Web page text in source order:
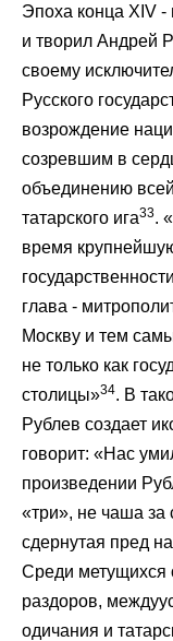
Эпоха конца XIV -
и творил Андрей
своему
Русского
возрождение
созревшим в
объединению
татарского ига33.
время
глава -
Москву и тем
не только как
столицы»34. В
Рублев создает
говорит: «Нас
произведении
«три», не чаша за
сдернутая пред
Среди метущихся
раздоров,
одичания и